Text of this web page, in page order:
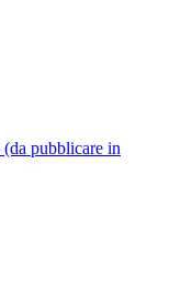
pubblicare in